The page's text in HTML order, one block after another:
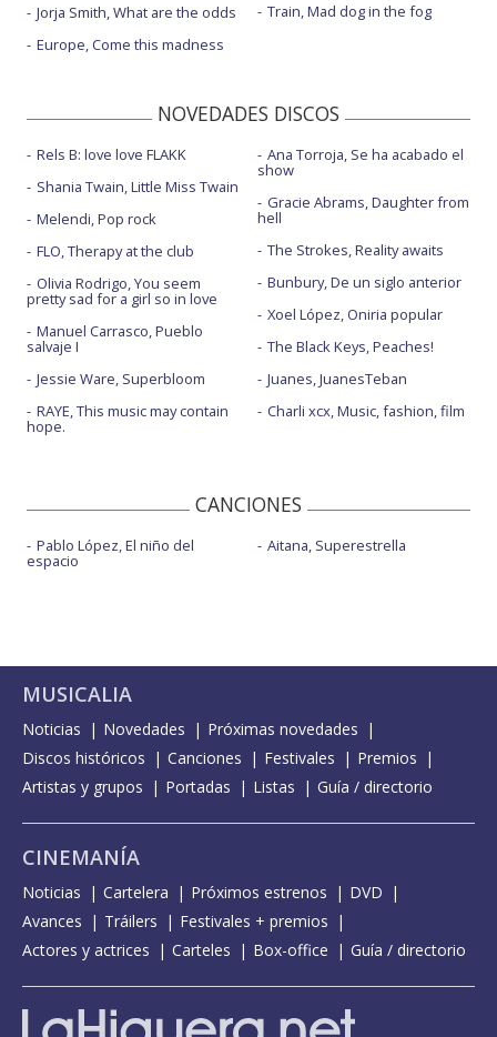
Por tu olor - con Jorge Drexler
Propósitos de año nuevo
Sí que puedes
Sí que puedes - Abierto hasta las 2
Te veré cuando yo quiera - con La Pegatina
Zamba para mi padre - con la letra
Jorja Smith, What are the odds
Europe, Come this madness
Train, Mad dog in the fog
NOVEDADES DISCOS
Rels B: love love FLAKK
Shania Twain, Little Miss Twain
Melendi, Pop rock
FLO, Therapy at the club
Olivia Rodrigo, You seem
pretty sad for a girl so in love
Manuel Carrasco, Pueblo
salvaje I
Jessie Ware, Superbloom
RAYE, This music may contain
hope.
Ana Torroja, Se ha acabado el
show
Gracie Abrams, Daughter from
hell
The Strokes, Reality awaits
Bunbury, De un siglo anterior
Xoel López, Oniria popular
The Black Keys, Peaches!
Juanes, JuanesTeban
Charli xcx, Music, fashion, film
CANCIONES
Pablo López, El niño del
espacio
Aitana, Superestrella
MUSICALIA
Noticias Novedades
Próximas novedades
Discos históricos
Canciones Festivales
Premios
Artistas y grupos
Portadas Listas Guía / directorio
CINEMANÍA
Noticias Cartelera Próximos estrenos
DVD
Avances
Tráilers
Festivales + premios
Actores y actrices
Carteles Box-office Guía / directorio